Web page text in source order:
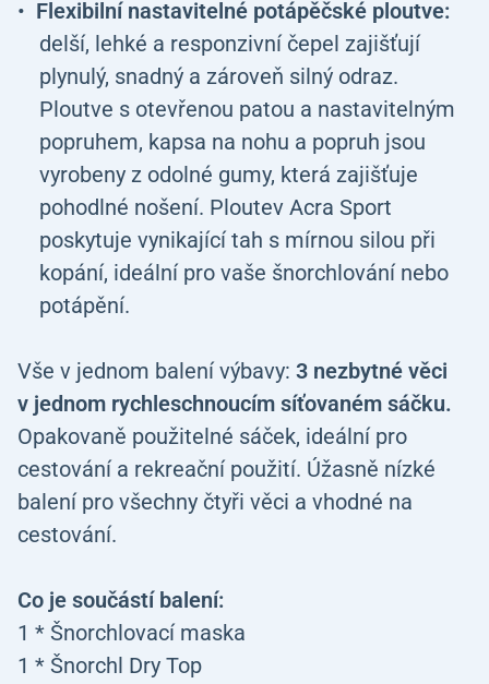
Flexibilní nastavitelné potápěčské ploutve:
delší, lehké a responzivní čepel zajišťují
plynulý, snadný a zároveň silný odraz.
Ploutve s otevřenou patou a nastavitelným
popruhem, kapsa na nohu a popruh jsou
vyrobeny z odolné gumy, která zajišťuje
pohodlné nošení. Ploutev Acra Sport
poskytuje vynikající tah s mírnou silou při
kopání, ideální pro vaše šnorchlování nebo
potápění.
Vše v jednom balení výbavy: 3 nezbytné věci
v jednom rychleschnoucím síťovaném sáčku.
Opakovaně použitelné sáček, ideální pro
cestování a rekreační použití. Úžasně nízké
balení pro všechny čtyři věci a vhodné na
cestování.
Co je součástí balení:
1 * Šnorchlovací maska
1 * Šnorchl Dry Top